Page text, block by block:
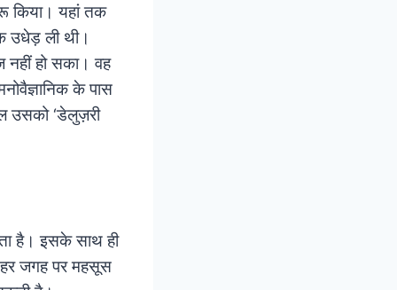
किया। यहां तक
उधेड़ ली थी।
नहीं हो सका। वह
के पास
उसको ‘डेलुज़री
है। इसके साथ ही
हर जगह पर महसूस